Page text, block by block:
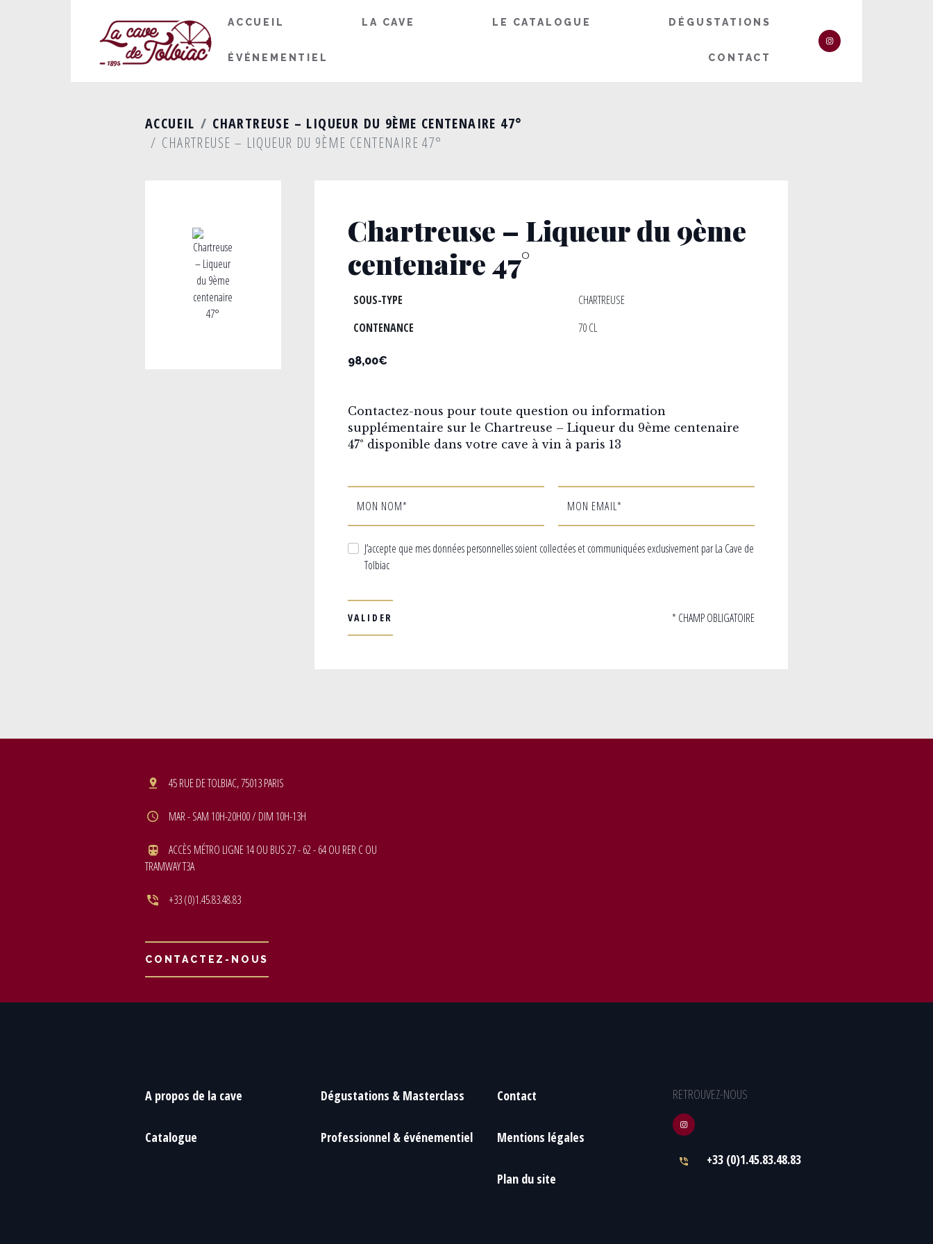
ACCUEIL LA CAVE LE CATALOGUE DÉGUSTATIONS
ÉVÉNEMENTIEL CONTACT
ACCUEIL
CHARTREUSE – LIQUEUR DU 9ÈME CENTENAIRE 47°
CHARTREUSE – LIQUEUR DU 9ÈME CENTENAIRE 47°
Chartreuse – Liqueur du 9ème
centenaire 47°
SOUS-TYPE
CHARTREUSE
CONTENANCE
70 CL
98,00€
Contactez-nous pour toute question ou information
supplémentaire sur le Chartreuse – Liqueur du 9ème centenaire
47° disponible dans votre cave à vin à paris 13
MON NOM* MON EMAIL*
J’accepte que mes données personnelles soient collectées et communiquées exclusivement par La Cave de
Tolbiac
* CHAMP OBLIGATOIRE
45 RUE DE TOLBIAC, 75013 PARIS
MAR - SAM 10H-20H00 / DIM 10H-13H
ACCÈS MÉTRO LIGNE 14 OU BUS 27 - 62 - 64 OU RER C OU
TRAMWAY T3A
+33 (0)1.45.83.48.83
CONTACTEZ-NOUS
A propos de la cave
Catalogue
Dégustations & Masterclass
Professionnel & événementiel
Contact
Mentions légales
Plan du site
RETROUVEZ-NOUS
+33 (0)1.45.83.48.83